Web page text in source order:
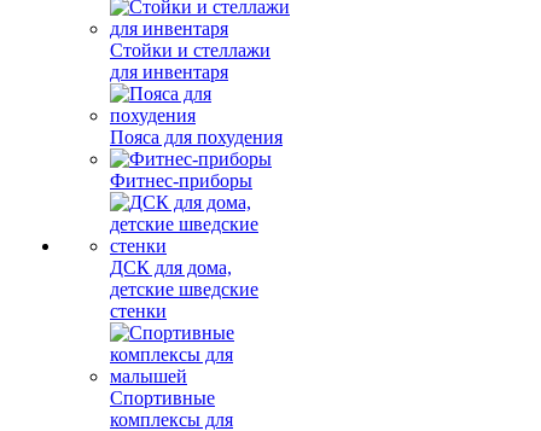
Стойки и стеллажи
для инвентаря
Пояса для похудения
Фитнес-приборы
ДСК для дома,
детские шведские
стенки
Спортивные
комплексы для